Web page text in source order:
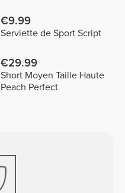
€9.99
Serviette de Sport Script
€29.99
Short Moyen Taille Haute
Peach Perfect